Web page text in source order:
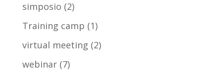
simposio (2)
Training camp (1)
virtual meeting (2)
webinar(7)